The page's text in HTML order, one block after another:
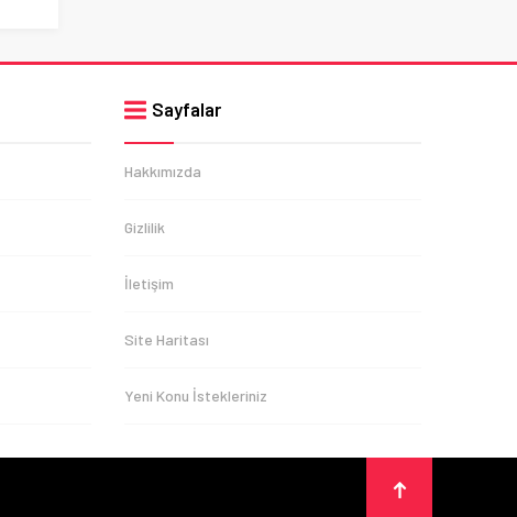
Sayfalar
Hakkımızda
Gizlilik
İletişim
Site Haritası
Yeni Konu İstekleriniz